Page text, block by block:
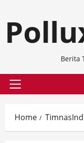
content
Berita
Primary
Home